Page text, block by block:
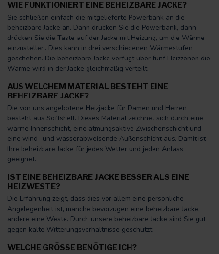
WIE FUNKTIONIERT EINE BEHEIZBARE JACKE?
Sie schließen einfach die mitgelieferte Powerbank an die
beheizbare Jacke an. Dann drücken Sie die Powerbank, dann
drücken Sie die Taste auf der Jacke mit Heizung, um die Wärme
einzustellen. Dies kann in drei verschiedenen Wärmestufen
geschehen. Die beheizbare Jacke verfügt über fünf Heizzonen die
Wärme wird in der Jacke gleichmäßig verteilt.
AUS WELCHEM MATERIAL BESTEHT EINE
BEHEIZBARE JACKE?
Die von uns angebotene Heizjacke für Damen und Herren
besteht aus Softshell. Dieses Material zeichnet sich durch eine
warme Innenschicht, eine atmungsaktive Zwischenschicht und
eine wind- und wasserabweisende Außenschicht aus. Damit ist
Ihre beheizbare Jacke für jedes Wetter und jeden Anlass
geeignet.
IST EINE BEHEIZBARE JACKE BESSER ALS EINE
HEIZWESTE?
Die Erfahrung zeigt, dass dies vor allem eine persönliche
Angelegenheit ist, manche bevorzugen eine beheizbare Jacke,
andere eine Weste. Durch unsere beheizbare Jacke sind Sie gut
gegen kalte Witterungsverhältnisse geschützt.
WELCHE GRÖSSE BENÖTIGE ICH?